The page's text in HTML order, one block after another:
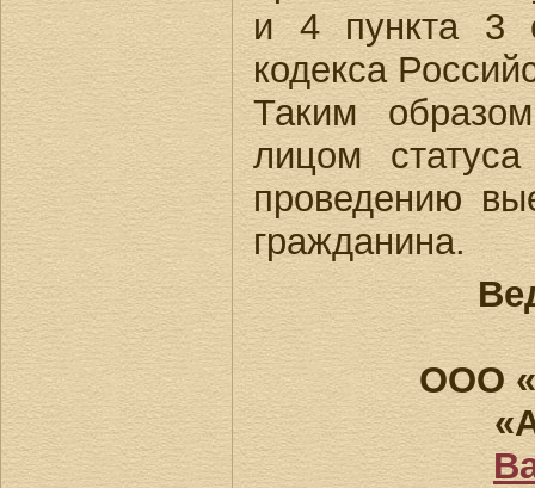
и 4 пункта 3
кодекса
Таким
лицом
проведению
гражданина.
ООО